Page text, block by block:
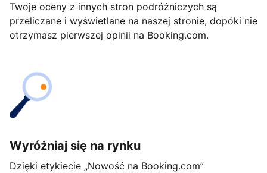
Twoje oceny z innych stron podróżniczych są
przeliczane i wyświetlane na naszej stronie, dopóki nie
otrzymasz pierwszej opinii na Booking.com.
Wyróżniaj się na rynku
Dzięki etykiecie „Nowość na Booking.com”